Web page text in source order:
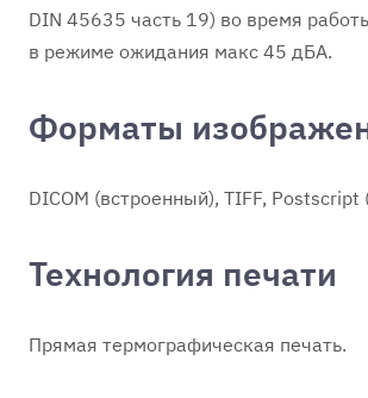
DIN 45635 часть 19) во время
в режиме ожидания макс 45 дБА.
Форматы
DICOM (встроенный), TIFF, Postscript
Технология печати
Прямая термографическая печать.